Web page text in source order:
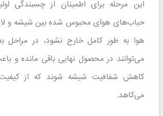
این مرحله برای اطمینان از چسبندگی
هوا به طور کامل خارج نشود، در مراحل
می‌توانند در محصول نهایی باقی مانده و
کاهش شفافیت شیشه شوند که از
می‌کاهد.